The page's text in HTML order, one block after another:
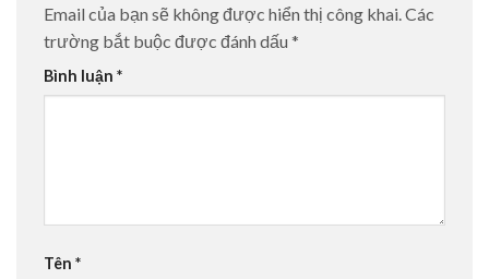
Email của bạn sẽ không được hiển thị công khai. Các
trường bắt buộc được đánh dấu *
Bình luận *
Tên *